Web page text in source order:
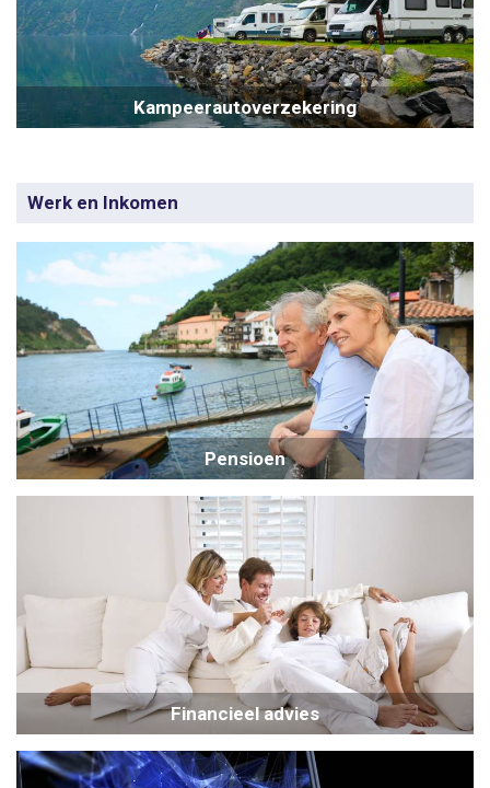
Kampeerautoverzekering
Werk en Inkomen
Pensioen
Financieel advies